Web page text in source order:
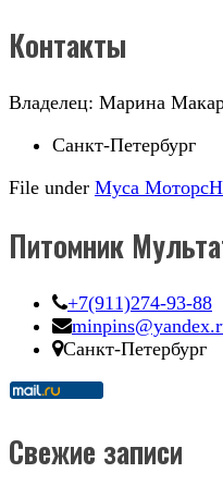
Контакты
Владелец: Марина
Санкт-Петербург
File under Муса Моторс
Питомник
+7(911)274-93-88
Санкт-Петербург
Свежие записи